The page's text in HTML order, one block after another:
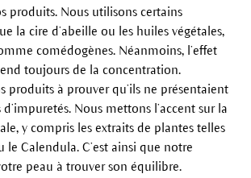
produits. Nous utilisons certains
la cire d’abeille ou les huiles végétales,
comédogènes. Néanmoins, l’effet
toujours de la concentration.
produits à prouver qu’ils ne présentaient
Nous mettons l’accent sur la
y compris les extraits de plantes telles
le Calendula. C’est ainsi que notre
peau à trouver son équilibre.